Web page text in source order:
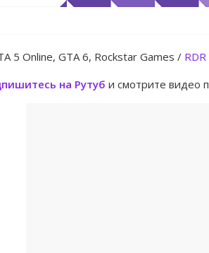
5 Online, GTA 6, Rockstar Games /
на Рутуб и смотрите видео